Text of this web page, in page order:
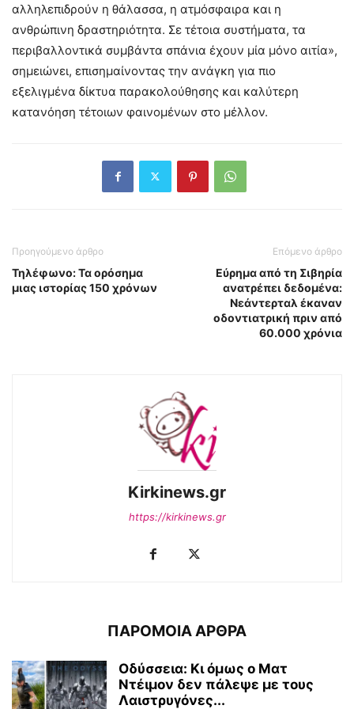
αλληλεπιδρούν η θάλασσα, η ατμόσφαιρα και η
ανθρώπινη δραστηριότητα. Σε τέτοια συστήματα, τα
περιβαλλοντικά συμβάντα σπάνια έχουν μία μόνο αιτία»,
σημειώνει, επισημαίνοντας την ανάγκη για πιο
εξελιγμένα δίκτυα παρακολούθησης και καλύτερη
κατανόηση τέτοιων φαινομένων στο μέλλον.
Προηγούμενο άρθρο
Τηλέφωνο: Τα ορόσημα
μιας ιστορίας 150 χρόνων
Επόμενο άρθρο
Εύρημα από τη Σιβηρία
ανατρέπει δεδομένα:
Νεάντερταλ έκαναν
οδοντιατρική πριν από
60.000 χρόνια
Kirkinews.gr
https://kirkinews.gr
ΠΑΡΟΜΟΙΑ ΑΡΘΡΑ
Οδύσσεια: Κι όμως ο Ματ
Ντέιμον δεν πάλεψε με τους
Λαιστρυγόνες...